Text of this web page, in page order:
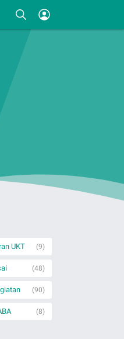
UKT (9)
(48)
(90)
(8)